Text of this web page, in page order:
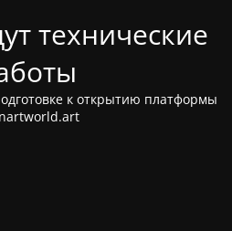
технические
к открытию платформы